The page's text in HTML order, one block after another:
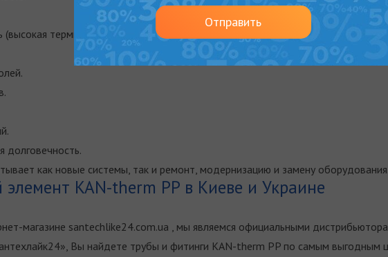
термическая изоляционная способность труб).
долговечность.
как новые системы, так и ремонт, модернизацию и замену
KAN-therm PP в Киеве и Украине
магазине santechlike24.com.ua , мы являемся официальными
Вы найдете трубы и фитинги KAN-therm PP по самым выгодным
Отправить